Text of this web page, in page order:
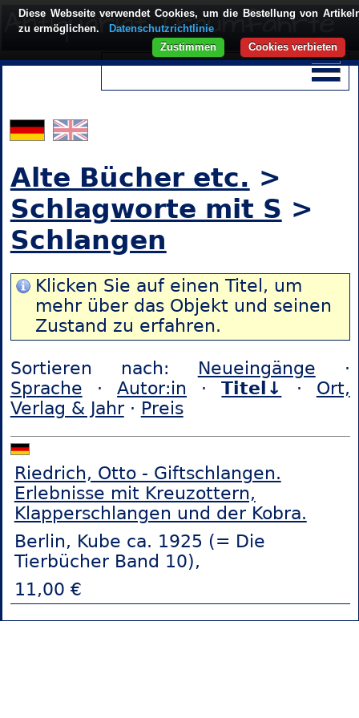
Alte Bücher etc. >
Schlagworte mit S >
Schlangen
Klicken Sie auf einen Titel, um
mehr über das Objekt und seinen
Zustand zu erfahren.
Sortieren nach: Neueingänge ·
Sprache ·Autor:in ·Titel↓ · Ort,
Verlag & Jahr· Preis
Riedrich, Otto - Giftschlangen.
Erlebnisse mit Kreuzottern,
Klapperschlangen und der Kobra.
Berlin, Kube ca. 1925 (= Die
Tierbücher Band 10),
11,00 €
Diese Webseite verwendet Cookies, um die Bestellung von
zu ermöglichen.
Datenschutzrichtlinie
Cookies verbieten
Zustimmen